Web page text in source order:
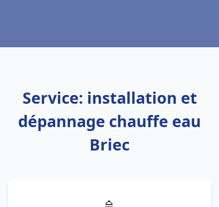
Service: installation et
dépannage chauffe eau
Briec